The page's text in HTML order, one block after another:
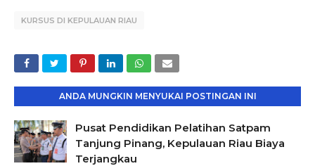
KURSUS DI KEPULAUAN RIAU
ANDA MUNGKIN MENYUKAI POSTINGAN INI
Pusat Pendidikan Pelatihan Satpam
Tanjung Pinang, Kepulauan Riau Biaya
Terjangkau